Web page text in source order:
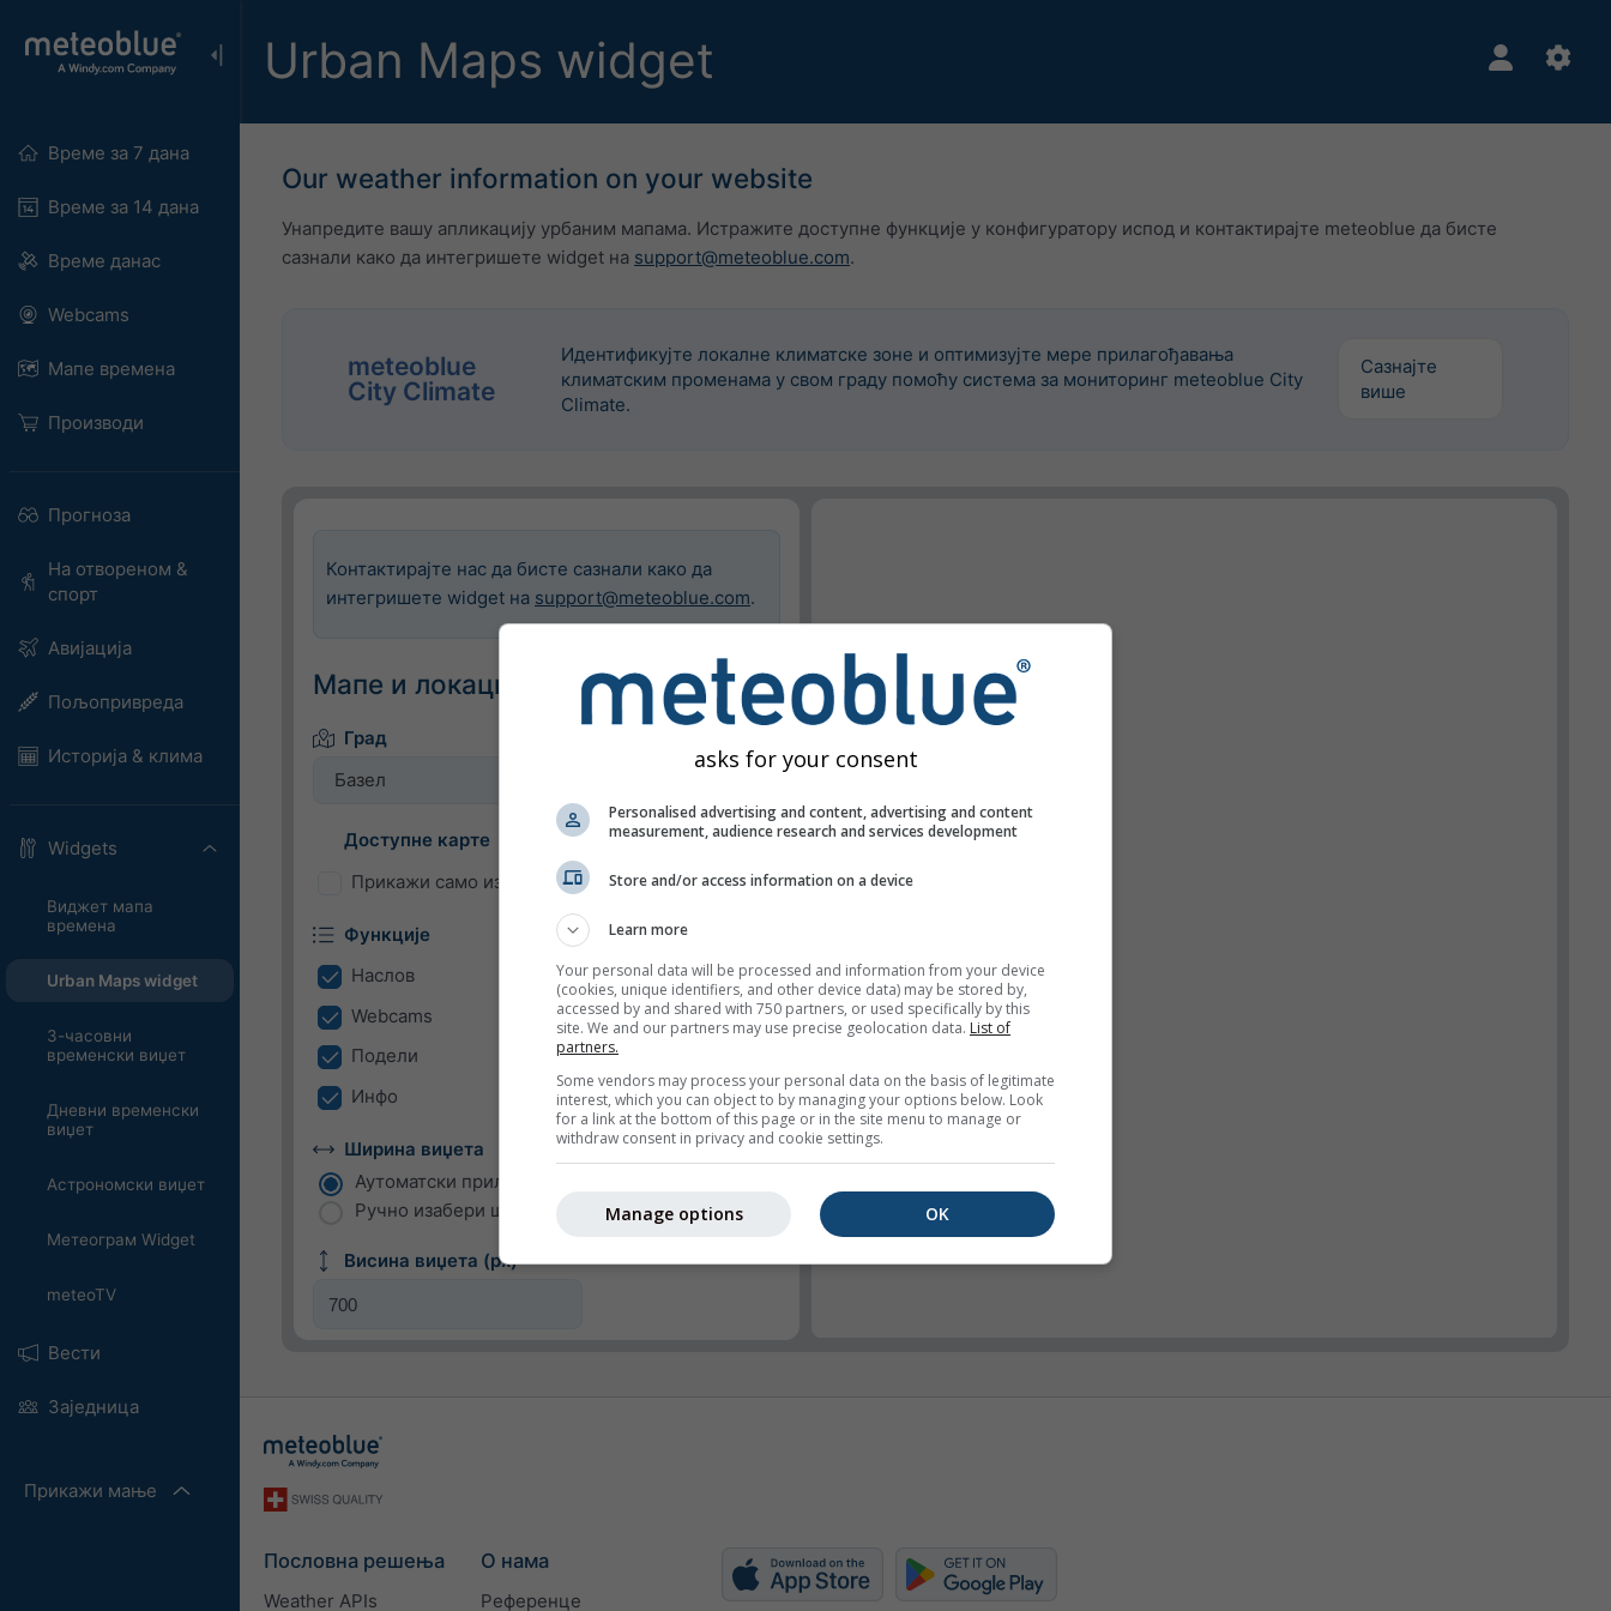
Време за 7 дана
Време за 14 дана
Време данас
Webcams
Мапе времена
Производи
Прогноза
На отвореном &
спорт
Авијација
Пољопривреда
Историја & клима
Widgets
Виджет мапа
времена
Urban Maps widget
3-часовни
временски виџет
Дневни временски
виџет
Астрономски виџет
Метеограм Widget
meteoTV
Вести
Заједница
Прикажи мање
Urban Maps widget
Our weather information on your website
Унапредите вашу апликацију урбаним мапама. Истражите доступне функције у конфигуратору испод и контактирајте meteoblue да бисте
сазнали како да интегришете widget на support@meteoblue.com.
meteoblue
City Climate
Идентификујте локалне климатске зоне и оптимизујте мере прилагођавања
климатским променама у свом граду помоћу система за мониторинг meteoblue City
Climate.
Сазнајте
више
Контактирајте нас да бисте сазнали како да
интегришете widget на support@meteoblue.com.
Мапе и локација
Град
Базел
Доступне карте
Прикажи само изабране карте
Функције
Наслов
Webcams
Подели
Инфо
Ширина виџета
Аутоматски прилагоди ширину
Ручно изабери ширину (px)
Висина виџета (px)
Пословна решења
Weather APIs
О нама
Референце
asks for your consent
Personalised advertising and content, advertising and content
measurement, audience research and services development
Store and/or access information on a device
Learn more
Your personal data will be processed and information from your device
(cookies, unique identifiers, and other device data) may be stored by,
accessed by and shared with 750 partners, or used specifically by this
site. We and our partners may use precise geolocation data. List of
partners.
Some vendors may process your personal data on the basis of legitimate
interest, which you can object to by managing your options below. Look
for a link at the bottom of this page or in the site menu to manage or
withdraw consent in privacy and cookie settings.
OK
Manage options